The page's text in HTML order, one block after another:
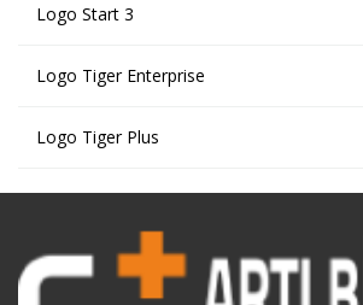
Logo Start 3
Logo Tiger Enterprise
Logo Tiger Plus